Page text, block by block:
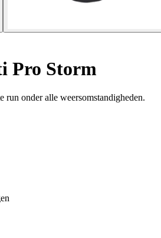
Pro Storm
onder alle weersomstandigheden.